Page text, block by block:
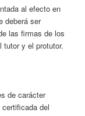
al efecto en
deberá ser
las firmas de los
tutor y el protutor.
de carácter
del